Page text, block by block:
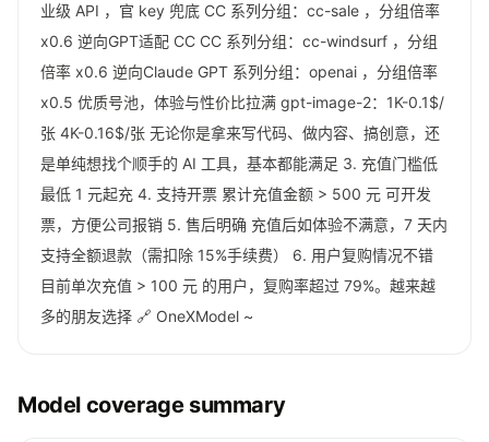
业级 API ，官 key 兜底 CC 系列分组：cc-sale ，分组倍率
x0.6 逆向GPT适配 CC CC 系列分组：cc-windsurf ，分组
倍率 x0.6 逆向Claude GPT 系列分组：openai ，分组倍率
x0.5 优质号池，体验与性价比拉满 gpt-image-2：1K-0.1$/
张 4K-0.16$/张 无论你是拿来写代码、做内容、搞创意，还
是单纯想找个顺手的 AI 工具，基本都能满足 3. 充值门槛低
最低 1 元起充 4. 支持开票 累计充值金额 > 500 元 可开发
票，方便公司报销 5. 售后明确 充值后如体验不满意，7 天内
支持全额退款（需扣除 15%手续费） 6. 用户复购情况不错
目前单次充值 > 100 元 的用户，复购率超过 79%。越来越
多的朋友选择 🔗 OneXModel ~
Model coverage summary